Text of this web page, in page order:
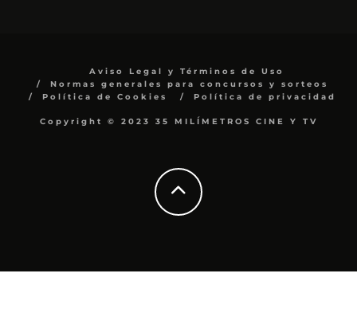
Aviso Legal y Términos de Uso
Normas generales para concursos y sorteos
Política de Cookies
Política de privacidad
Copyright © 2023 35 MILÍMETROS CINE Y TV